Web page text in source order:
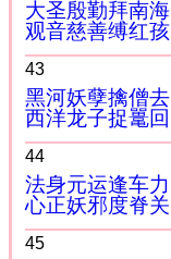
大圣殷勤拜南海
观音慈善缚红孩
43
黑河妖孽擒僧去
西洋龙子捉鼍回
44
法身元运逢车力
心正妖邪度脊关
45